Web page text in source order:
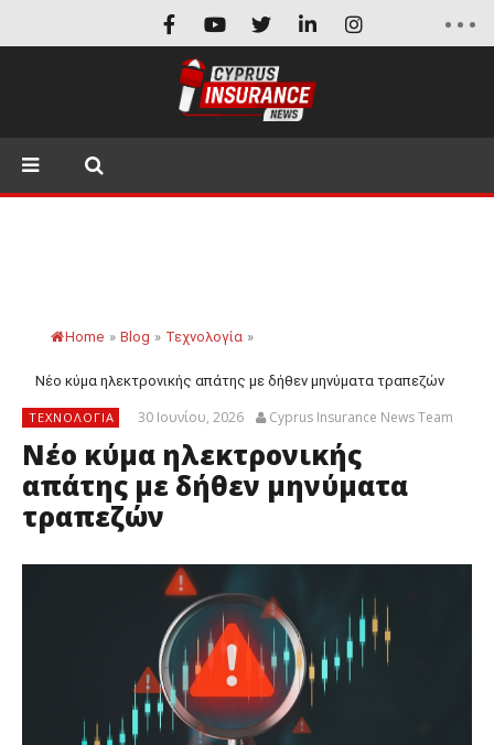
Home » Blog » Τεχνολογία »
Νέο κύμα ηλεκτρονικής απάτης με δήθεν μηνύματα τραπεζών
ΤΕΧΝΟΛΟΓΊΑ 30 Ιουνίου, 2026 Cyprus Insurance News Team
Νέο κύμα ηλεκτρονικής
απάτης με δήθεν μηνύματα
τραπεζών